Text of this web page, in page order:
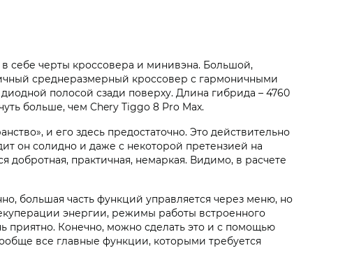
в себе черты кроссовера и минивэна. Большой,
среднеразмерный кроссовер с гармоничными
полосой сзади поверху. Длина гибрида – 4760
больше, чем Chery Tiggo 8 Pro Max.
и его здесь предостаточно. Это действительно
он солидно и даже с некоторой претензией на
добротная, практичная, немаркая. Видимо, в расчете
большая часть функций управляется через меню, но
энергии, режимы работы встроенного
приятно. Конечно, можно сделать это и с помощью
все главные функции, которыми требуется